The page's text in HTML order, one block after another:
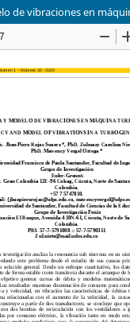
de vibraciones en